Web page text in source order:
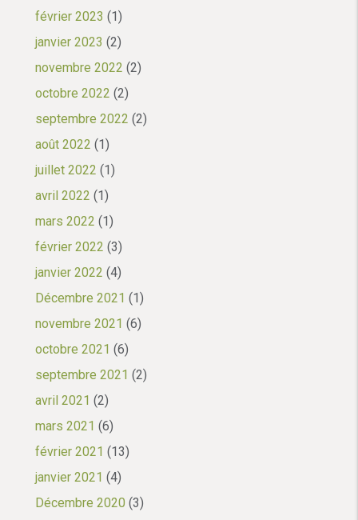
février 2023 (1)
janvier 2023 (2)
novembre 2022 (2)
octobre 2022 (2)
septembre 2022 (2)
août 2022 (1)
juillet 2022 (1)
avril 2022 (1)
mars 2022 (1)
février 2022 (3)
janvier 2022 (4)
Décembre 2021 (1)
novembre 2021 (6)
octobre 2021 (6)
septembre 2021 (2)
avril 2021 (2)
mars 2021 (6)
février 2021 (13)
janvier 2021 (4)
Décembre 2020 (3)